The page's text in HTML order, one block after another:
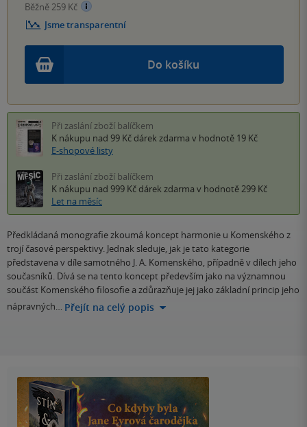
Do košíku
Běžně 259 Kč
Jsme transparentní
Při zaslání zboží balíčkem
K nákupu nad 99 Kč dárek zdarma v hodnotě 19 Kč
E-shopové listy
Při zaslání zboží balíčkem
K nákupu nad 999 Kč dárek zdarma v hodnotě 299 Kč
Let na měsíc
Předkládaná monografie zkoumá koncept harmonie u Komenského z
trojí časové perspektivy. Jednak sleduje, jak je tato kategorie
představena v díle samotného J. A. Komenského, případně v dílech jeho
současníků. Dívá se na tento koncept především jako na významnou
součást Komenského filosofie a zdůrazňuje jej jako základní princip jeho
nápravných… Přejít na celý popis